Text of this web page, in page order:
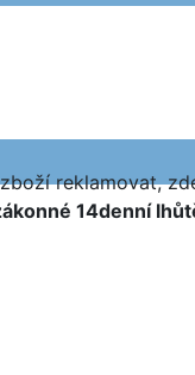
reklamovat,
14denní